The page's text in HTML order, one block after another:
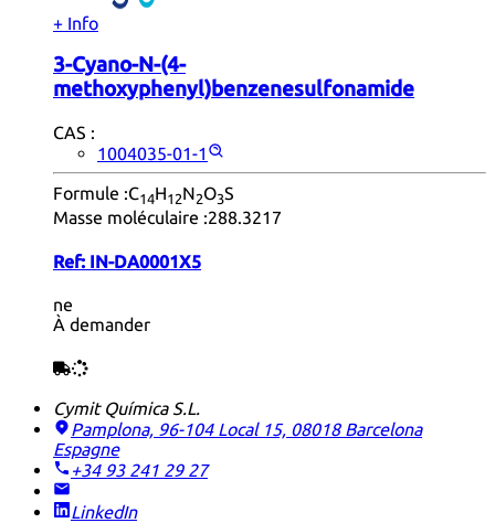
+ Info
3-Cyano-N-(4-
methoxyphenyl)benzenesulfonamide
CAS :
1004035-01-1
Formule :C14H12N2O3S
Masse moléculaire :288.3217
Ref: IN-DA0001X5
ne
À demander
Cymit Química S.L.
Pamplona, 96-104 Local 15, 08018 Barcelona
Espagne
+34 93 241 29 27
LinkedIn